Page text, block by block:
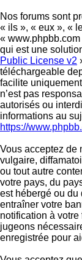
Nos forums sont
« ils », « eux », «
«
qui est une
Public License v2
téléchargeable
facilite
n’est pas
autorisés ou
informations au
https://
Vous acceptez de
vulgaire,
ou tout autre
votre pays, du
est hébergé ou du
entraîner votre
notification à votre
jugeons
enregistrée pour